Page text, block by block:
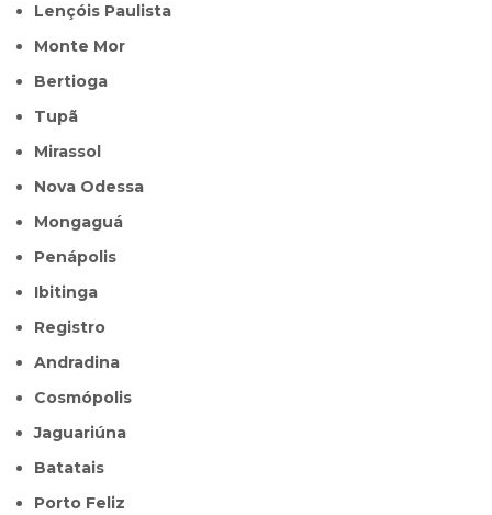
Lençóis Paulista
Monte Mor
Bertioga
Tupã
Mirassol
Nova Odessa
Mongaguá
Penápolis
Ibitinga
Registro
Andradina
Cosmópolis
Jaguariúna
Batatais
Porto Feliz